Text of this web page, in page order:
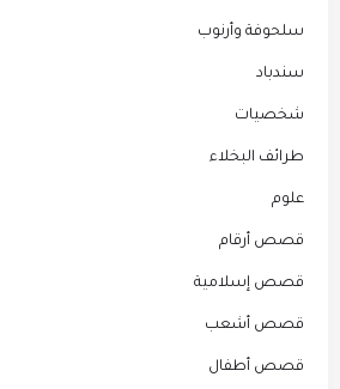
سلحوفة وأرنوب
سندباد
شخصيات
طرائف البخلاء
علوم
قصص أرقام
قصص إسلامية
قصص أشعب
قصص أطفال